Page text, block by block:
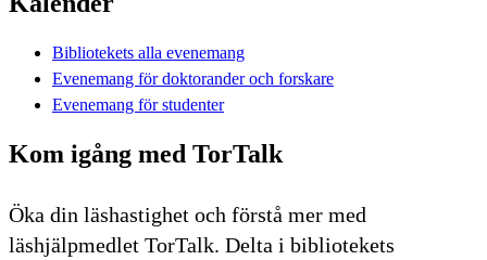
Bibliotekets alla evenemang
Evenemang för doktorander och forskare
Evenemang för studenter
Kom igång med TorTalk
Öka din läshastighet och förstå mer med
läshjälpmedlet TorTalk. Delta i bibliotekets